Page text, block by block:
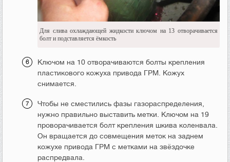
Для слива охлаждающей жидкости ключом на 13 отворачивается
болт и подставляется ёмкость
Ключом на 10 отворачиваются болты крепления
пластикового кожуха привода ГРМ. Кожух
снимается.
Чтобы не сместились фазы газораспределения,
нужно правильно выставить метки. Ключом на 19
проворачивается болт крепления шкива коленвала.
Он вращается до совмещения меток на заднем
кожухе привода ГРМ с метками на звёздочке
распредвала.